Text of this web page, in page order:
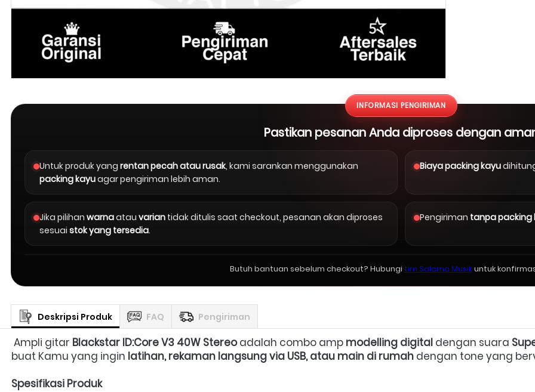
INFORMASI PENGIRIMAN
Pastikan pesanan Anda diproses dengan
Untuk produk yang rentan pecah atau rusak, kami sarankan menggunakan
packing kayuagar pengiriman lebih aman.
Biaya packing kayu
Jika pilihan warnaatau varian tidak ditulis saat checkout, pesanan akan diproses
sesuai stok yang tersedia.
Pengiriman tanpa packing
Butuh bantuan sebelum checkout? Hubungi tim Salomo Musikuntuk
Deskripsi Produk FAQ Pengiriman
Ampli gitar Blackstar ID:Core V3 40W Stereo adalah combo amp modelling digital dengan suara
buat Kamu yang ingin latihan, rekaman langsung via USB, atau main di rumah dengan tone yang
Spesifikasi Produk